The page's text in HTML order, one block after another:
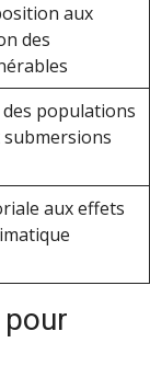
aux
des
populations
aux effets